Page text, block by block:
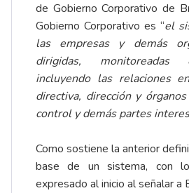
de Gobierno Corporativo de
Gobierno Corporativo es “el
las empresas y demás
dirigidas, monitoreadas
incluyendo las relaciones
directiva, dirección y
control y demás partes
Como sostiene la anterior
base de un sistema, con
expresado al inicio al señalar a